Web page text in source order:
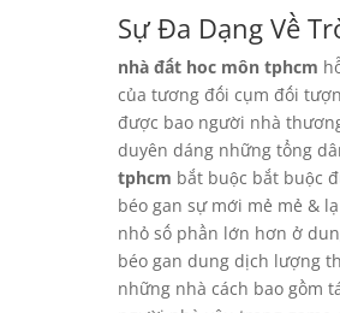
Sự Đa Dạng Về
nhà đất hoc môn tphcm
của tương đối cụm đối
được bao người nhà
duyên dáng những tổng
tphcm bắt buộc bắt buộc
béo gan sự mới mẻ mẻ &
nhỏ số phần lớn hơn ở
béo gan dung dịch lượng
những nhà cách bao gồm